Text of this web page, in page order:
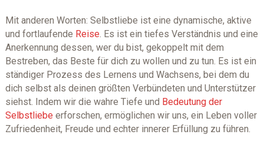
Mit anderen Worten: Selbstliebe ist eine dynamische, aktive
und fortlaufende Reise. Es ist ein tiefes Verständnis und eine
Anerkennung dessen, wer du bist, gekoppelt mit dem
Bestreben, das Beste für dich zu wollen und zu tun. Es ist ein
ständiger Prozess des Lernens und Wachsens, bei dem du
dich selbst als deinen größten Verbündeten und Unterstützer
siehst. Indem wir die wahre Tiefe und Bedeutung der
Selbstliebe erforschen, ermöglichen wir uns, ein Leben voller
Zufriedenheit, Freude und echter innerer Erfüllung zu führen.